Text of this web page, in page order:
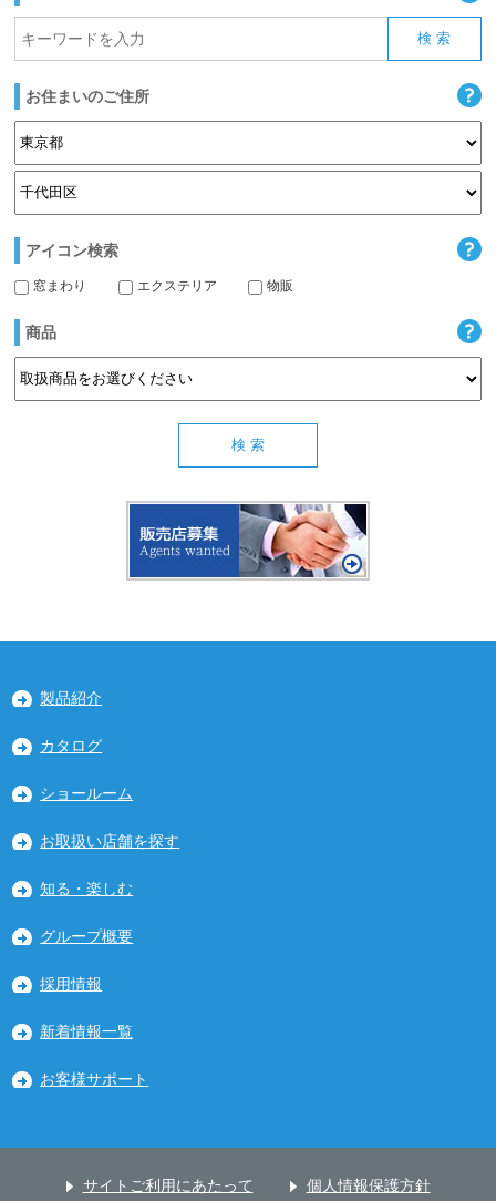
お住まいのご住所
アイコン検索
窓まわり エクステリア 物販
商品
製品紹介
カタログ
ショールーム
お取扱い店舗を探す
知る・楽しむ
グループ概要
採用情報
新着情報一覧
お客様サポート
サイトご利用にあたって 個人情報保護方針